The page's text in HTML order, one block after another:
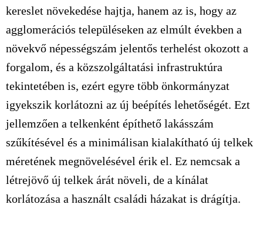
kereslet növekedése hajtja, hanem az is, hogy az
agglomerációs településeken az elmúlt években a
növekvő népességszám jelentős terhelést okozott a
forgalom, és a közszolgáltatási infrastruktúra
tekintetében is, ezért egyre több önkormányzat
igyekszik korlátozni az új beépítés lehetőségét. Ezt
jellemzően a telkenként építhető lakásszám
szűkítésével és a minimálisan kialakítható új telkek
méretének megnövelésével érik el. Ez nemcsak a
létrejövő új telkek árát növeli, de a kínálat
korlátozása a használt családi házakat is drágítja.